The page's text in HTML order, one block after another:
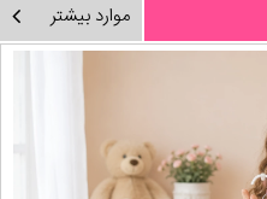
موارد بیشتر